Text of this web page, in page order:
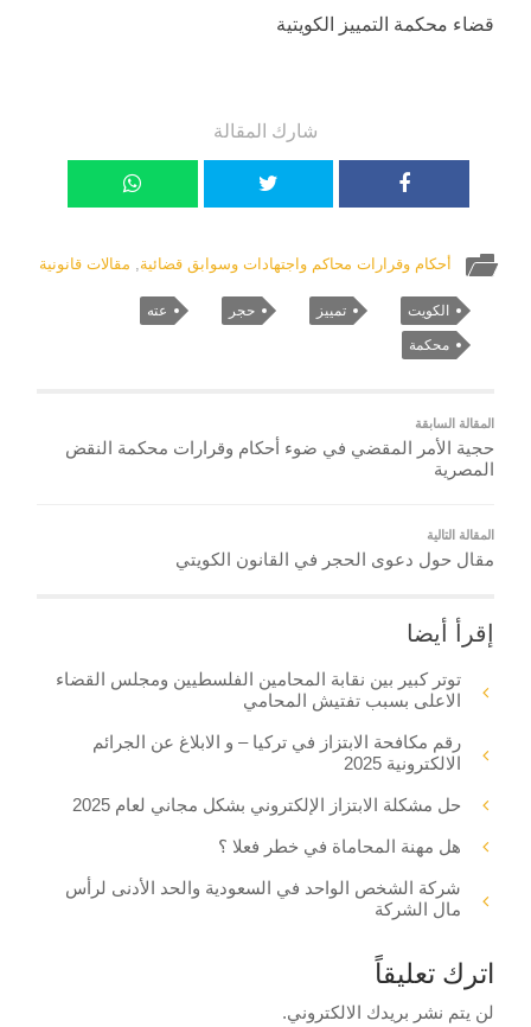
قضاء محكمة التمييز الكويتية
شارك المقالة
أحكام وقرارات محاكم واجتهادات وسوابق قضائية مقالات قانونية
الكويت تمييز حجر عته
محكمة
المقالة السابقة
حجية الأمر المقضي في ضوء أحكام وقرارات محكمة النقض
المصرية
المقالة التالية
مقال حول دعوى الحجر في القانون الكويتي
إقرأ أيضا
توتر كبير بين نقابة المحامين الفلسطيين ومجلس القضاء
الاعلى بسبب تفتيش المحامي
رقم مكافحة الابتزاز في تركيا – و الابلاغ عن الجرائم
الالكترونية 2025
حل مشكلة الابتزاز الإلكتروني بشكل مجاني لعام 2025
هل مهنة المحاماة في خطر فعلا ؟
شركة الشخص الواحد في السعودية والحد الأدنى لرأس
مال الشركة
اترك تعليقاً
لن يتم نشر بريدك الالكتروني.